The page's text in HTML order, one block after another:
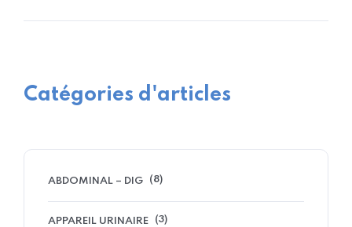
Catégories d'articles
ABDOMINAL – DIG (8)
APPAREIL URINAIRE (3)